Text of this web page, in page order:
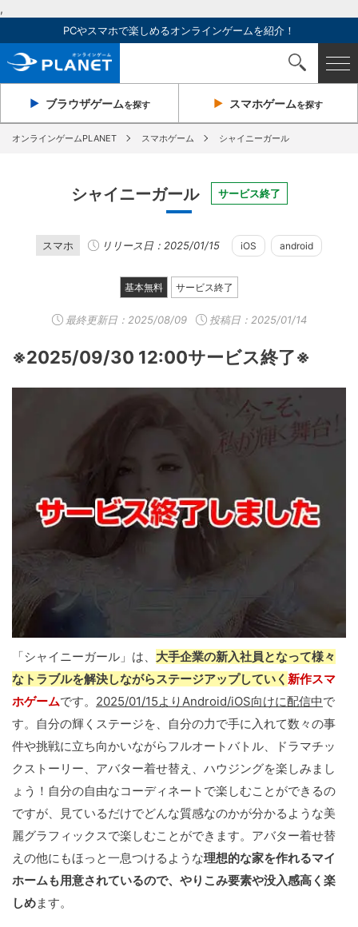
,
PCやスマホで楽しめるオンラインゲームを紹介！
ブラウザゲームを探す スマホゲームを探す
オンラインゲームPLANET スマホゲーム シャイニーガール
シャイニーガール サービス終了
スマホ リリース日：2025/01/15 iOS android
基本無料 サービス終了
最終更新日： 2025/08/09 投稿日：2025/01/14
※2025/09/30 12:00サービス終了※
「シャイニーガール」は、 大手企業の新入社員となって様々
なトラブルを解決しながらステージアップしていく 新作スマ
ホゲームです。 2025/01/15よりAndroid/iOS向けに配信中で
す。自分の輝くステージを、自分の力で手に入れて数々の事
件や挑戦に立ち向かいながらフルオートバトル、ドラマチッ
クストーリー、アバター着せ替え、ハウジングを楽しみまし
ょう！自分の自由なコーディネートで楽しむことができるの
ですが、見ているだけでどんな質感なのかが分かるような美
麗グラフィックスで楽しむことができます。アバター着せ替
えの他にもほっと一息つけるような理想的な家を作れるマイ
ホームも用意されているので、やりこみ要素や没入感高く楽
しめます。